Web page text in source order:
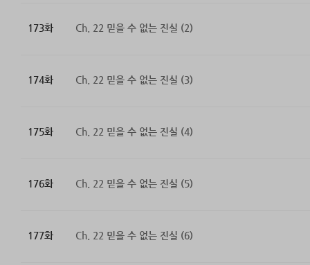
173화 Ch. 22 믿을 수 없는 진실 (2)
174화 Ch. 22 믿을 수 없는 진실 (3)
175화 Ch. 22 믿을 수 없는 진실 (4)
176화 Ch. 22 믿을 수 없는 진실 (5)
177화 Ch. 22 믿을 수 없는 진실 (6)